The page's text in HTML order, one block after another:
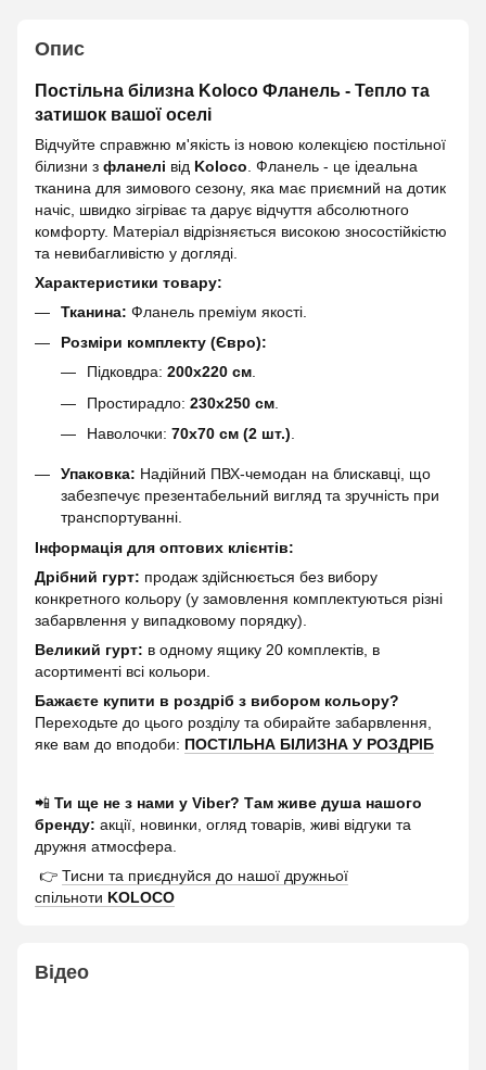
Опис
Постільна білизна Koloco Фланель - Тепло та
затишок вашої оселі
Відчуйте справжню м'якість із новою колекцією постільної
білизни з фланелі від Koloco . Фланель - це ідеальна
тканина для зимового сезону, яка має приємний на дотик
начіс, швидко зігріває та дарує відчуття абсолютного
комфорту. Матеріал відрізняється високою зносостійкістю
та невибагливістю у догляді.
Характеристики товару:
Тканина: Фланель преміум якості.
Розміри комплекту (Євро):
Підковдра: 200х220 см.
Простирадло: 230х250 см
Наволочки: 70х70 см (2 шт.)
Упаковка: Надійний ПВХ-чемодан на блискавці, що
забезпечує презентабельний вигляд та зручність при
транспортуванні.
Інформація для оптових клієнтів:
Дрібний гурт: продаж здійснюється без вибору
конкретного кольору (у замовлення комплектуються різні
забарвлення у випадковому порядку).
Великий гурт: в одному ящику 20 комплектів, в
асортименті всі кольори.
Бажаєте купити в роздріб з вибором кольору?
Переходьте до цього розділу та обирайте забарвлення,
яке вам до вподоби: ПОСТІЛЬНА БІЛИЗНА У РОЗДРІБ
📲 Ти ще не з нами у Viber? Там живе душа нашого
бренду: акції, новинки, огляд товарів, живі відгуки та
дружня атмосфера.
👉 Тисни та приєднуйся до нашої дружньої
спільноти KOLOCO
Відео